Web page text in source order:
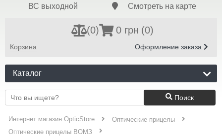
ВС выходной
Смотреть на карте
(0) 0 грн (0)
Корзина Оформление заказа
Каталог
Поиск
Интернет магазин OpticStore
Оптические прицелы
Оптические прицелы ВОМЗ